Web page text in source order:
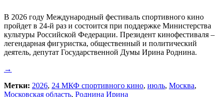
В 2026 году Международный фестиваль спортивного кино
пройдет в 24-й раз и состоится при поддержке Министерства
культуры Российской Федерации. Президент кинофестиваля –
легендарная фигуристка, общественный и политический
деятель, депутат Государственной Думы Ирина Роднина.
→
Метки: 2026, 24 МКФ спортивного кино, июль, Москва,
Московская область, Роднина Ирина